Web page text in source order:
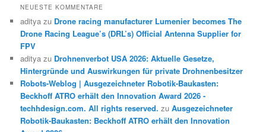
NEUESTE KOMMENTARE
aditya zu Drone racing manufacturer Lumenier becomes The
Drone Racing League’s (DRL’s) Official Antenna Supplier for
FPV
aditya zu Drohnenverbot USA 2026: Aktuelle Gesetze,
Hintergründe und Auswirkungen für private Drohnenbesitzer
Robots-Weblog | Ausgezeichneter Robotik-Baukasten:
Beckhoff ATRO erhält den Innovation Award 2026 -
techhdesign.com. All rights reserved. zuAusgezeichneter
Robotik-Baukasten: Beckhoff ATRO erhält den Innovation